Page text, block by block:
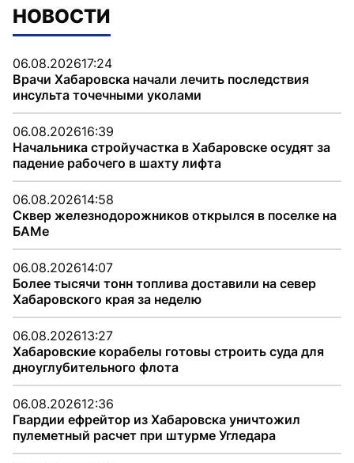
НОВОСТИ
06.08.202617:24
Врачи Хабаровска начали лечить последствия
инсульта точечными уколами
06.08.202616:39
Начальника стройучастка в Хабаровске осудят за
падение рабочего в шахту лифта
06.08.202614:58
Сквер железнодорожников открылся в поселке на
БАМе
06.08.202614:07
Более тысячи тонн топлива доставили на север
Хабаровского края за неделю
06.08.202613:27
Хабаровские корабелы готовы строить суда для
дноуглубительного флота
06.08.202612:36
Гвардии ефрейтор из Хабаровска уничтожил
пулеметный расчет при штурме Угледара